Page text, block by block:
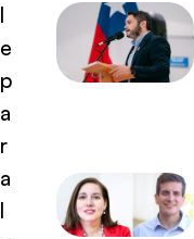
l
e
p
a
r
a
l